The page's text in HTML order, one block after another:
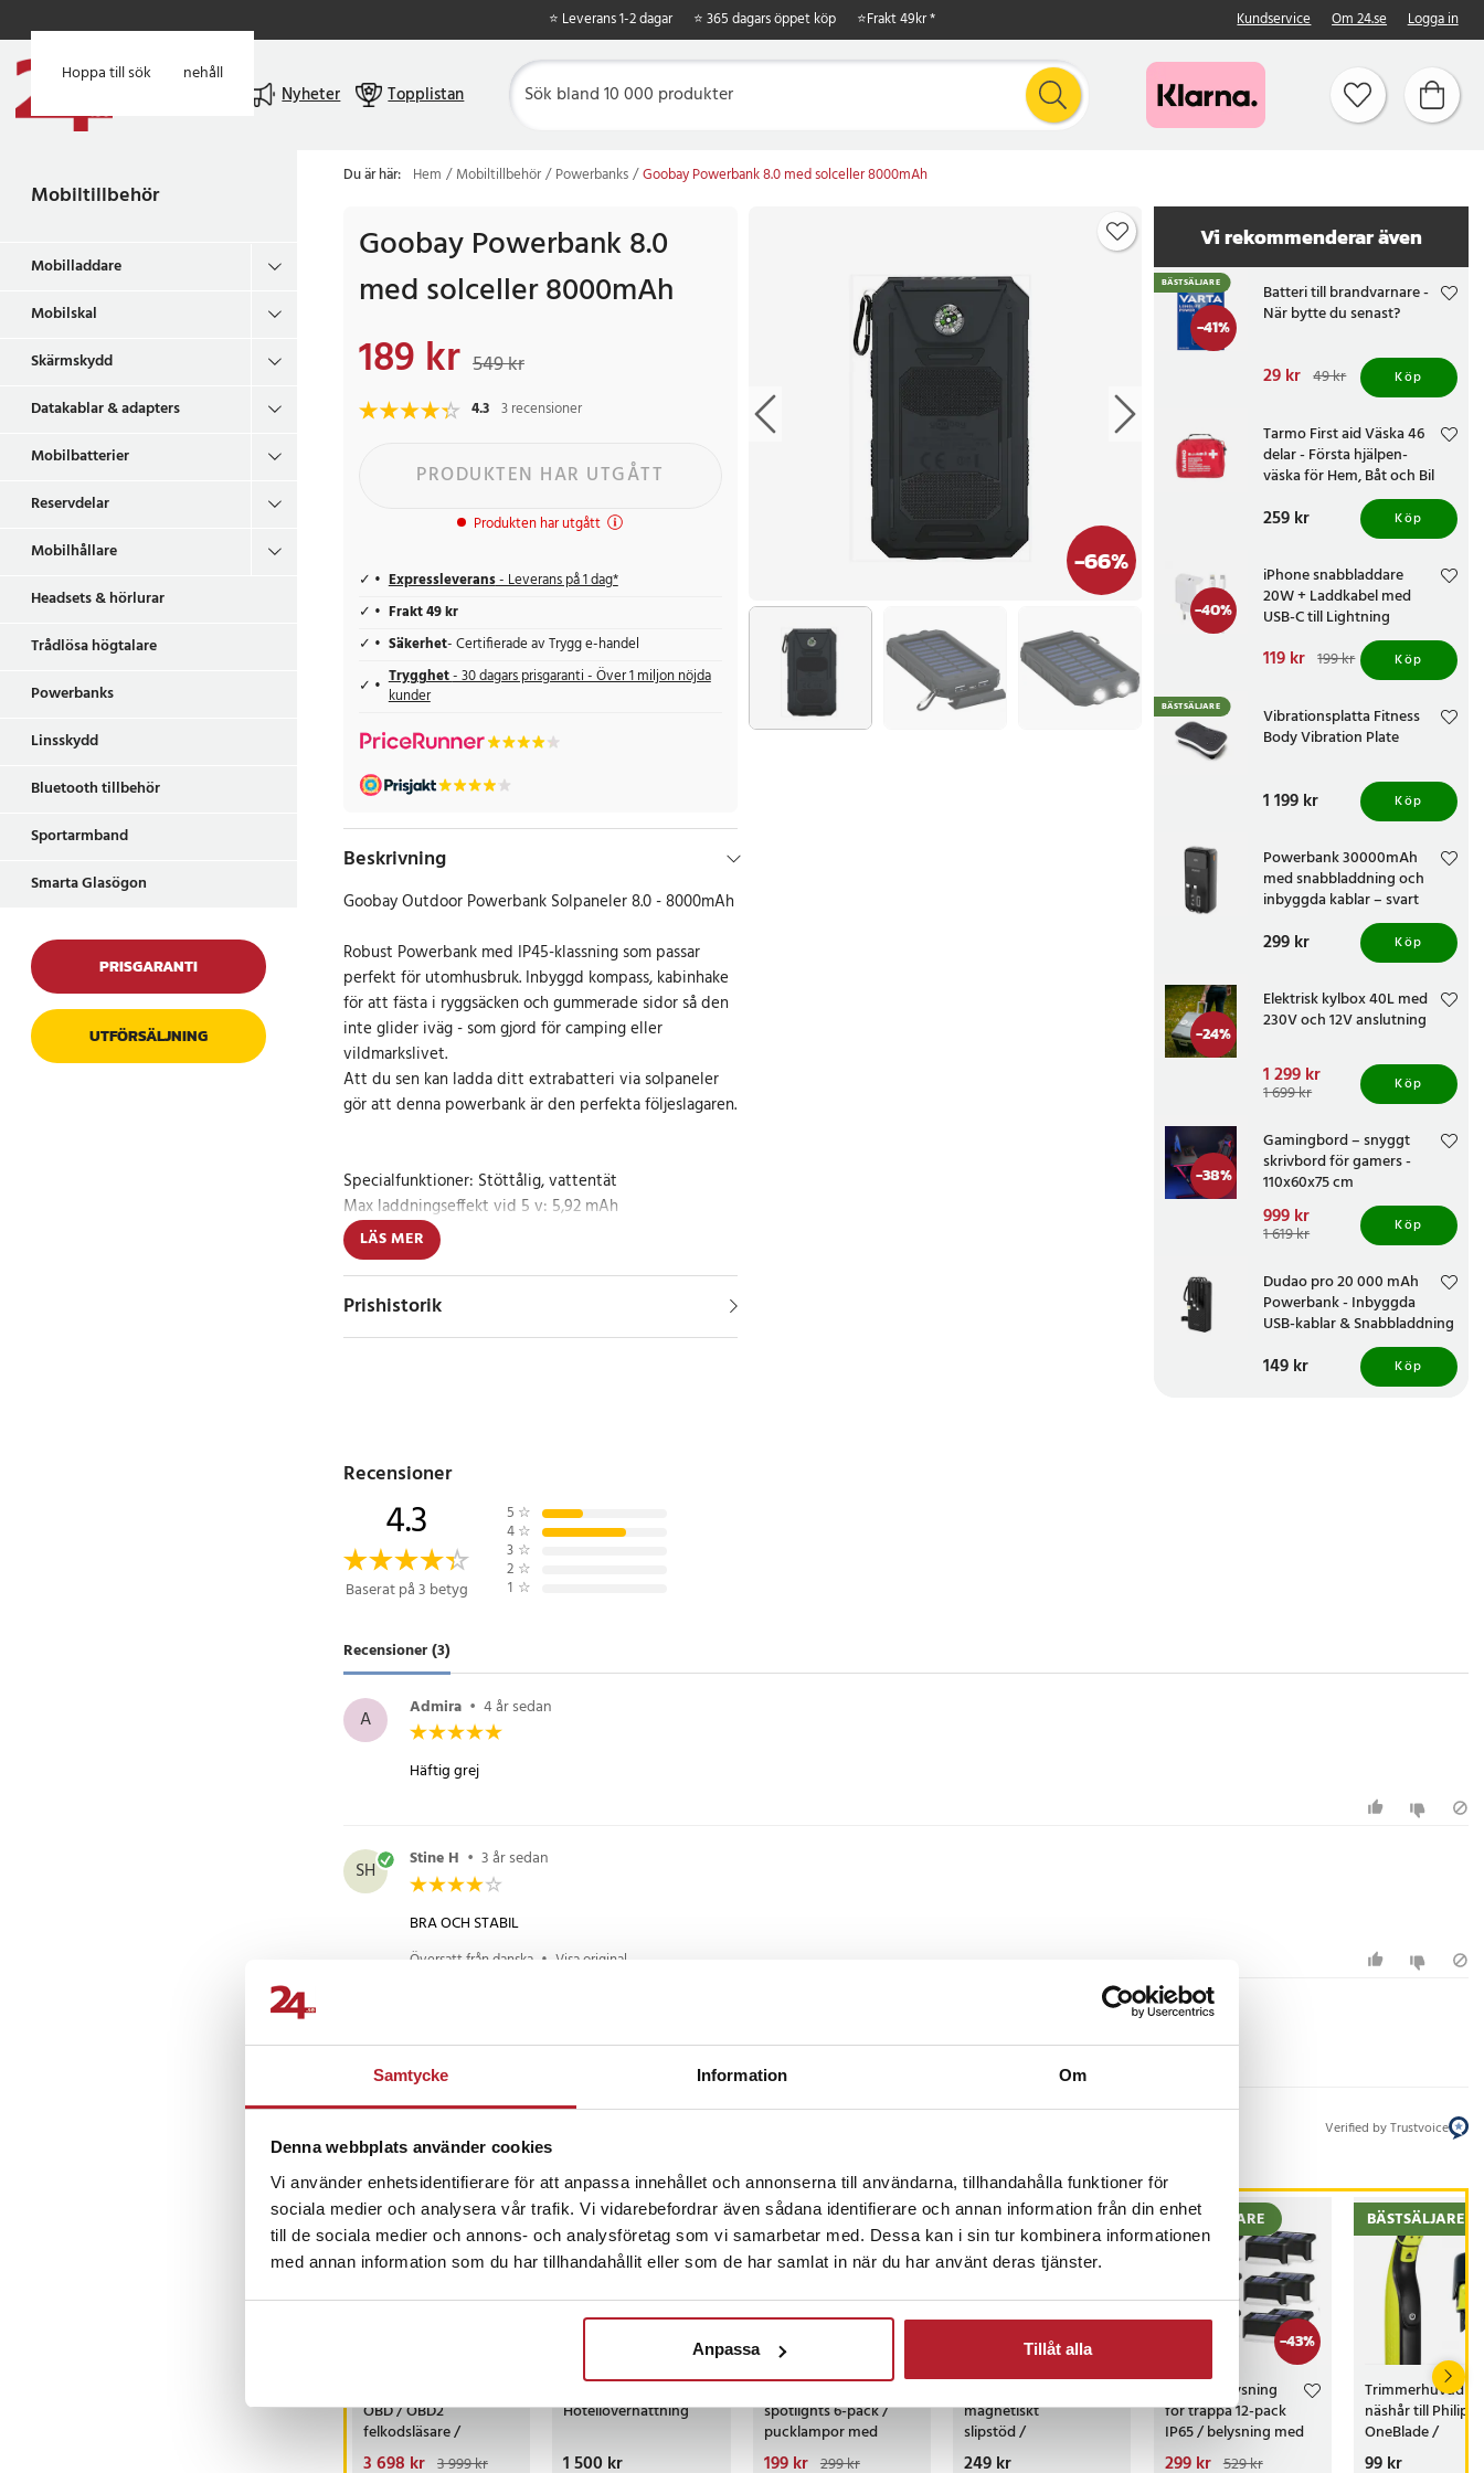
Samtycke Information Om
Denna webbplats använder cookies
Vi använder enhetsidentifierare för att anpassa innehållet och annonserna till användarna, tillhandahålla funktioner för
sociala medier och analysera vår trafik. Vi vidarebefordrar även sådana identifierare och annan information från din enhet
till de sociala medier och annons- och analysföretag som vi samarbetar med. Dessa kan i sin tur kombinera informationen
med annan information som du har tillhandahållit eller som de har samlat in när du har använt deras tjänster.
Anpassa Tillåt alla
Hoppa till huvudinnehåll
Hoppa till sök
⭐ Leverans 1-2 dagar ⭐ 365 dagars öppet köp ⭐Frakt 49kr * Kundservice Om 24.se Logga in
Nyheter Topplistan
Mobiltillbehör
Mobilladdare
Mobilskal
Skärmskydd
Datakablar & adapters
Mobilbatterier
Reservdelar
Mobilhållare
Headsets & hörlurar
Trådlösa högtalare
Powerbanks
Linsskydd
Bluetooth tillbehör
Sportarmband
Smarta Glasögon
PRISGARANTI
UTFÖRSÄLJNING
Du är här: Hem Mobiltillbehör Powerbanks Goobay Powerbank 8.0 med solceller 8000mAh
-66%
Goobay Powerbank 8.0
med solceller 8000mAh
Nuvarande pris
189 kr 549 kr
4.3 3 recensioner
PRODUKTEN HAR UTGÅTT
Produkten har utgått
Expressleverans- Leverans på 1 dag*
Frakt 49 kr
Säkerhet- Certifierade av Trygg e-handel
Trygghet- 30 dagars prisgaranti - Över 1 miljon nöjda
kunder
Beskrivning
Goobay Outdoor Powerbank Solpaneler 8.0 - 8000mAh
Robust Powerbank med IP45-klassning som passar
perfekt för utomhusbruk. Inbyggd kompass, kabinhake
för att fästa i ryggsäcken och gummerade sidor så den
inte glider iväg - som gjord för camping eller
vildmarkslivet.
Att du sen kan ladda ditt extrabatteri via solpaneler
gör att denna powerbank är den perfekta följeslagaren.
Specialfunktioner: Stöttålig, vattentät
Max laddningseffekt vid 5 v: 5,92 mAh
Energitäthet: 29,6 Wh
Maxkapacitet: 8 Ah
Batterityp: Lithium-Polymer Battery (LiPo)
Spänning: 3.7 V
Maxkapacitet: 8000 mAh
Övrigt:
Kabellängd: 0,5 m
Längd: 140 mm
Bredd: 77 mm
Vikt: 246 g
Artikelnummer:75268
LÄS MER
Prishistorik
Vi rekommenderar även
-41%
BÄSTSÄLJARE
Batteri till brandvarnare -
När bytte du senast?
Nuvarande pris
Tidigare pris 49 kr
29 kr 49 kr Köp
Tarmo First aid Väska 46
delar - Första hjälpen-
väska för Hem, Båt och Bil
Pris:259 kr
259 kr Köp
-40%
iPhone snabbladdare
20W + Laddkabel med
USB-C till Lightning
Nuvarande pris
Tidigare pris 199 kr
119 kr 199 kr Köp
BÄSTSÄLJARE
Vibrationsplatta Fitness
Body Vibration Plate
Pris:1 199 kr
1 199 kr Köp
Powerbank 30000mAh
med snabbladdning och
inbyggda kablar – svart
Pris:299 kr
299 kr Köp
-24%
Elektrisk kylbox 40L med
230V och 12V anslutning
Nuvarande pris:
1 299 krTidigare pris:1 699 kr
1 299 kr
1 699 kr Köp
-38%
Gamingbord – snyggt
skrivbord för gamers -
110x60x75 cm
Nuvarande pris:
999 krTidigare pris :1 619 kr
999 kr
1 619 kr Köp
Dudao pro 20 000 mAh
Powerbank - Inbyggda
USB-kablar & Snabbladdning
Pris :149 kr
149 kr Köp
Recensioner
4.3
Baserat på 3 betyg
5 ☆
4 ☆
3 ☆
2 ☆
1 ☆
Recensioner (3)
A Admira • 4 år sedan
Häftig grej
SH Stine H • 3 år sedan
BRA OCH STABIL
Översatt från danska • Visa original
Verified by Trustvoice
Andra köpte också
BÄSTSÄLJARE
OBD / OBD2
felkodsläsare /
bildiagnosverktyg /
Nuvarande pris:
3 698 kr 3 999 kr
Värdebevis
Hotellövernattning
Pris:1 500 kr
1 500 kr
BÄSTSÄLJARE
Trådlösa LED-
spotlights 6-pack /
pucklampor med
fjärrkontroll / dimbar
Nuvarande pris
199 kr 299 kr
BÄSTSÄLJARE
magnetiskt
slipstöd /
diamantbryne
Pris:249 kr
249 kr
-43%
BÄSTSÄLJARE
Solcellsbelysning
för trappa 12-pack
IP65 / belysning med
solceller för altan och
Nuvarande pris
299 kr 529 kr
BÄSTSÄLJARE
Trimmerhuvud
näshår till Philips
OneBlade /
näshårstrimmer /
Pris:99 kr
99 kr